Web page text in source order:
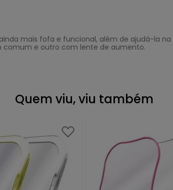
ainda mais fofa e funcional, além de ajudá-la
comum e outro com lente de aumento.
Quem viu, viu também